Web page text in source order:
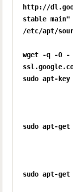
http://
stable main"
/etc/apt/
wget -q -O
sudo apt-
sudo apt-get
sudo apt-